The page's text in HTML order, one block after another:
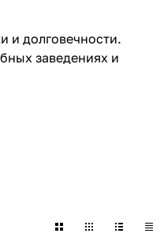
и долговечности.
заведениях и